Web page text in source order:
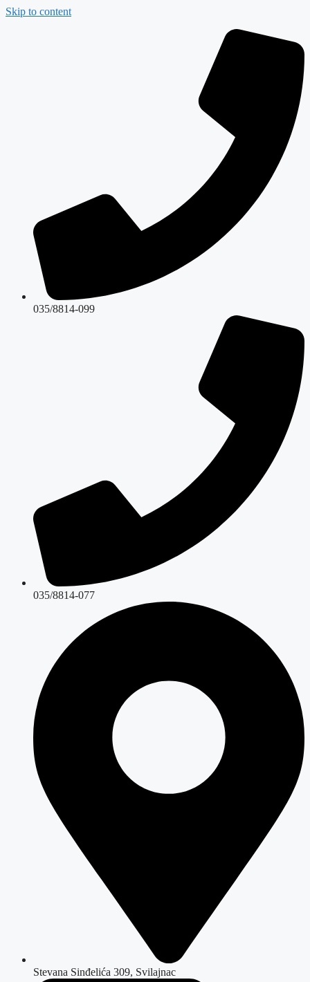
Skip to content
035/8814-099
035/8814-077
Stevana Sinđelića 309, Svilajnac